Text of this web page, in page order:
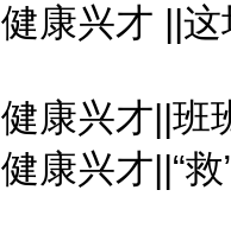
健康兴才 ||这
健康兴才||班
健康兴才||“